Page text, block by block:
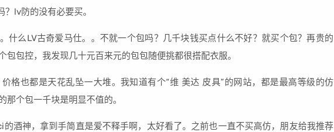
lv防的没有必要买。
什么LV古奇爱马仕。。不就一个包吗？几千块钱买点什么不好？就买个包？再贵的
包包控，我发现几十元百来元的包包随便挑都很搭配衣服。
格也都是天花乱坠一大堆。我知道有个“维 美达 皮具”的网站，都是最高等级的仿
那个包一千块是明显不值的。
酒神，拿到手简直是爱不释手啊，太好看了。之前也一直不买高仿，朋友给我推荐